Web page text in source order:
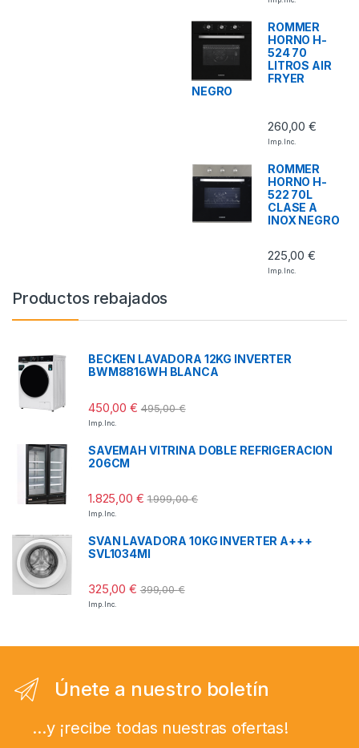
ROMMER
HORNO H-
524 70
LITROS AIR
FRYER
NEGRO
260,00€
Imp. Inc.
ROMMER
HORNO H-
522 70L
CLASE A
INOX NEGRO
225,00€
Imp. Inc.
Productos rebajados
BECKEN LAVADORA 12KG INVERTER
BWM8816WH BLANCA
450,00€ 495,00€
Imp. Inc.
SAVEMAH VITRINA DOBLE REFRIGERACION
206CM
1.825,00 € 1.999,00€
Imp. Inc.
SVAN LAVADORA 10KG INVERTER A+++
SVL1034MI
325,00€ 399,00€
Imp. Inc.
Únete a nuestro boletín
...y ¡recibe todas nuestras ofertas!